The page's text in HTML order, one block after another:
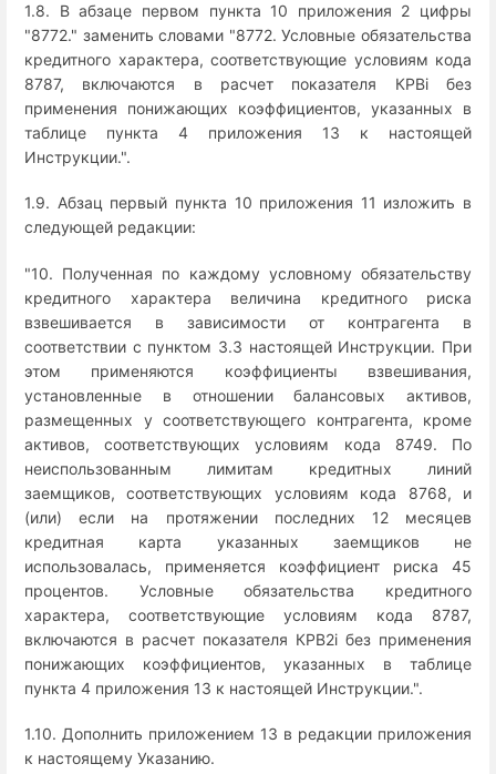
1.8. В абзаце первом пункта 10 приложения 2 цифры
"8772." заменить словами "8772. Условные обязательства
кредитного характера, соответствующие условиям кода
8787, включаются в расчет показателя КРВi без
применения понижающих коэффициентов, указанных в
таблице пункта 4 приложения 13 к настоящей
Инструкции.".
1.9. Абзац первый пункта 10 приложения 11 изложить в
следующей редакции:
"10. Полученная по каждому условному обязательству
кредитного характера величина кредитного риска
взвешивается в зависимости от контрагента в
соответствии с пунктом 3.3 настоящей Инструкции. При
этом применяются коэффициенты взвешивания,
установленные в отношении балансовых активов,
размещенных у соответствующего контрагента, кроме
активов, соответствующих условиям кода 8749. По
неиспользованным лимитам кредитных линий
заемщиков, соответствующих условиям кода 8768, и
(или) если на протяжении последних 12 месяцев
кредитная карта указанных заемщиков не
использовалась, применяется коэффициент риска 45
процентов. Условные обязательства кредитного
характера, соответствующие условиям кода 8787,
включаются в расчет показателя КРВ2i без применения
понижающих коэффициентов, указанных в таблице
пункта 4 приложения 13 к настоящей Инструкции.".
1.10. Дополнить приложением 13 в редакции приложения
к настоящему Указанию.